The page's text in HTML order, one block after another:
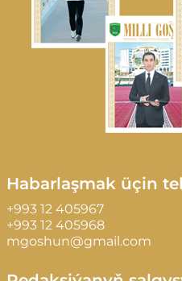
Habarlaşmak üçin
+993 12 405967
+993 12 405968
mgoshun@gmail.com